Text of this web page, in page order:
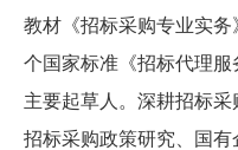
教材《招标采购专业实
个国家标准《招标代理服
主要起草人。深耕招标
招标采购政策研究、国有